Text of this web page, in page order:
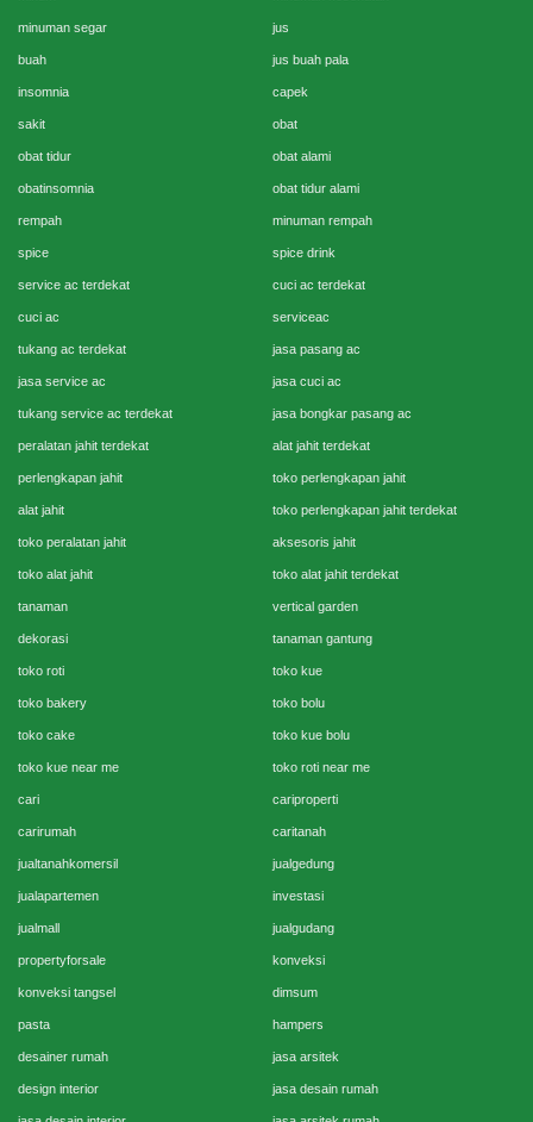
minuman segar jus
buah jus buah pala
insomnia capek
sakit obat
obat tidur obat alami
obatinsomnia obat tidur alami
rempah minuman rempah
spice spice drink
service ac terdekat cuci ac terdekat
cuci ac serviceac
tukang ac terdekat jasa pasang ac
jasa service ac jasa cuci ac
tukang service ac terdekat jasa bongkar pasang ac
peralatan jahit terdekat alat jahit terdekat
perlengkapan jahit toko perlengkapan jahit
alat jahit toko perlengkapan jahit terdekat
toko peralatan jahit aksesoris jahit
toko alat jahit toko alat jahit terdekat
tanaman vertical garden
dekorasi tanaman gantung
toko roti toko kue
toko bakery toko bolu
toko cake toko kue bolu
toko kue near me toko roti near me
cari cariproperti
carirumah caritanah
jualtanahkomersil jualgedung
jualapartemen investasi
jualmall jualgudang
propertyforsale konveksi
konveksi tangsel dimsum
pasta hampers
desainer rumah jasa arsitek
design interior jasa desain rumah